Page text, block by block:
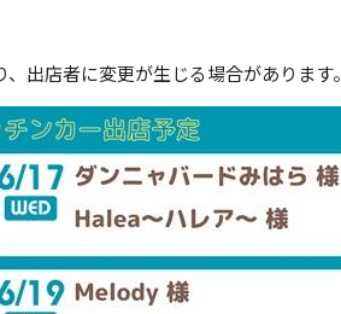
出店者に変更が生じる場合があります。